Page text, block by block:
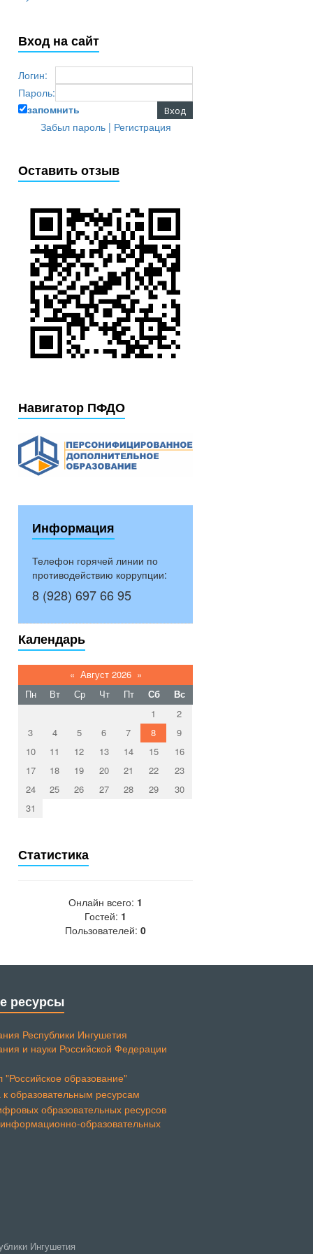
Вход на сайт
Логин:
Пароль:
запомнить
Забыл пароль| Регистрация
Оставить отзыв
Навигатор ПФДО
Информация
Телефон горячей линии по
противодействию коррупции:
8 (928) 697 66 95
Календарь
« Август 2026 »
Пн
Вт Ср Чт Пт Сб
Вс
1
2
3
4 5 6 7 8
9
10
11 12 13 14 15
16
17
18 19 20 21 22
23
24
25 26 27 28 29
30
31
Статистика
Онлайн всего: 1
Гостей: 1
Пользователей: 0
ресурсы
Республики Ингушетия
и науки Российской Федерации
Ингушетия